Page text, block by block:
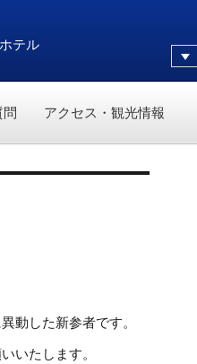
テル
問 アクセス・観光情報
動した新参者です。
いたします。